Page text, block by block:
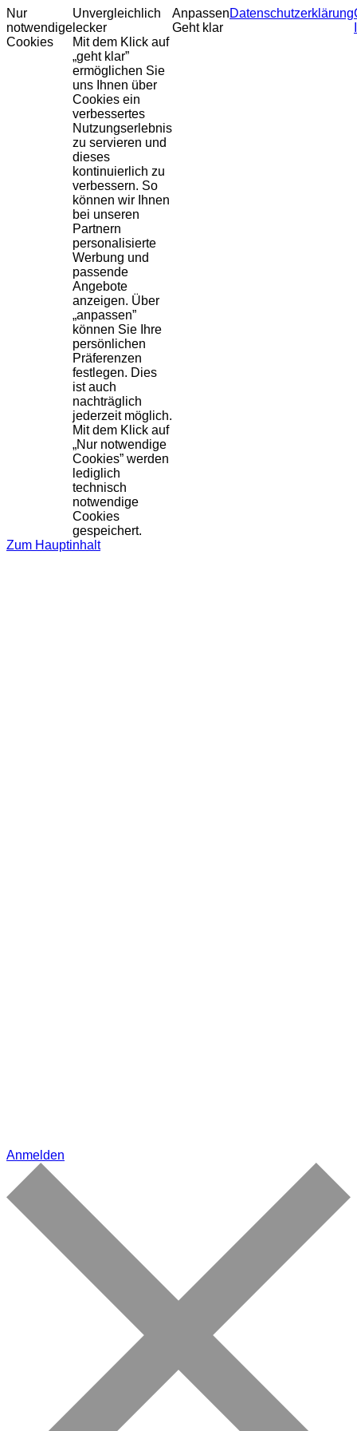
Nur
notwendige
Cookies
Unvergleichlich
lecker
Mit dem Klick auf
„geht klar”
ermöglichen Sie
uns Ihnen über
Cookies ein
verbessertes
Nutzungserlebnis
zu servieren und
dieses
kontinuierlich zu
verbessern. So
können wir Ihnen
bei unseren
Partnern
personalisierte
Werbung und
passende
Angebote
anzeigen. Über
„anpassen”
können Sie Ihre
persönlichen
Präferenzen
festlegen. Dies
ist auch
nachträglich
jederzeit möglich.
Mit dem Klick auf
„Nur notwendige
Cookies” werden
lediglich
technisch
notwendige
Cookies
gespeichert.
Anpassen
Geht klar
Datenschutzerklärung
Zum Hauptinhalt
Anmelden